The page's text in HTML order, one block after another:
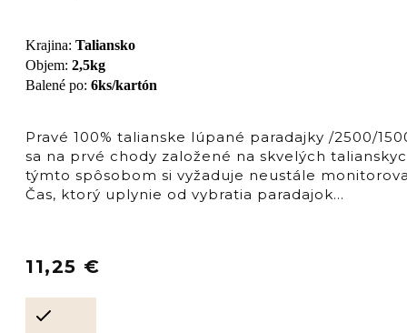
Krajina: Taliansko
Objem: 2,5kg
Balené po: 6ks/kartón
Pravé 100% talianske lúpané paradajky /2500/
sa na prvé chody založené na skvelých
týmto spôsobom si vyžaduje neustále
Čas, ktorý uplynie od vybratia paradajok…
11,25 €